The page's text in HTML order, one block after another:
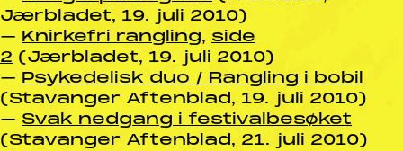
Jærbladet, 19. juli 2010)
– Knirkefri rangling, side
2 (Jærbladet, 19. juli 2010)
– Psykedelisk duo / Rangling i bobil
(Stavanger Aftenblad, 19. juli 2010)
– Svak nedgang i festivalbesøket
(Stavanger Aftenblad, 21. juli 2010)